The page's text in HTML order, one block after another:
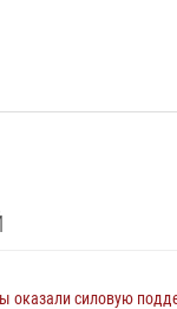
оказали силовую